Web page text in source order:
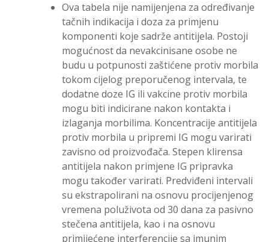
Ova tabela nije namijenjena za određivanje
tačnih indikacija i doza za primjenu
komponenti koje sadrže antitijela. Postoji
mogućnost da nevakcinisane osobe ne
budu u potpunosti zaštićene protiv morbila
tokom cijelog preporučenog intervala, te
dodatne doze IG ili vakcine protiv morbila
mogu biti indicirane nakon kontakta i
izlaganja morbilima. Koncentracije antitijela
protiv morbila u pripremi IG mogu varirati
zavisno od proizvođača. Stepen klirensa
antitijela nakon primjene IG pripravka
mogu također varirati. Predviđeni intervali
su ekstrapolirani na osnovu procijenjenog
vremena poluživota od 30 dana za pasivno
stečena antitijela, kao i na osnovu
primijećene interferencije sa imunim